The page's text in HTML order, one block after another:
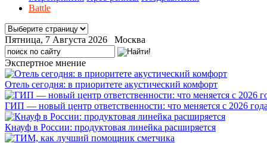
Battle
Пятница, 7 Августа 2026 Москва
Экспертное мнение
Отель сегодня: в приоритете акустический комфорт
ГИП — новый центр ответственности: что меняется с 2026 года
Кнауф в России: продуктовая линейка расширяется